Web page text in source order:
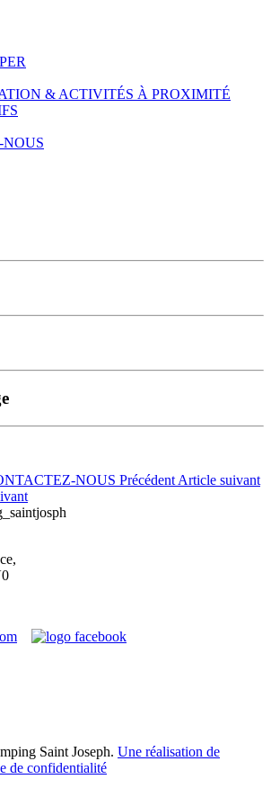
& ACTIVITÉS À PROXIMITÉ
NOUS Précédent Article suivant
Saint Joseph. Une réalisation de
de confidentialité